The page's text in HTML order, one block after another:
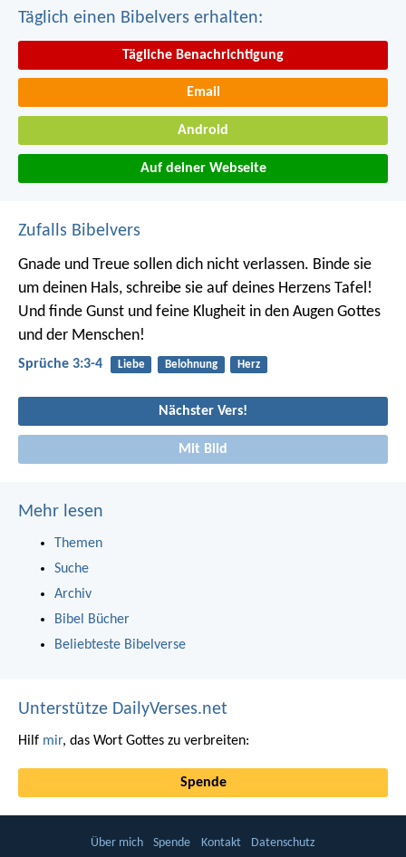
Täglich einen Bibelvers erhalten:
Tägliche Benachrichtigung
Email
Android
Auf deiner Webseite
Zufalls Bibelvers
Gnade und Treue sollen dich nicht verlassen. Binde sie
um deinen Hals, schreibe sie auf deines Herzens Tafel!
Und finde Gunst und feine Klugheit in den Augen Gottes
und der Menschen!
Sprüche 3:3-4 Liebe Belohnung Herz
Nächster Vers!
Mit Bild
Mehr lesen
Themen
Suche
Archiv
Bibel Bücher
Beliebteste Bibelverse
Unterstütze DailyVerses.net
Hilf mir, das Wort Gottes zu verbreiten:
Spende
Über mich Spende Kontakt Datenschutz